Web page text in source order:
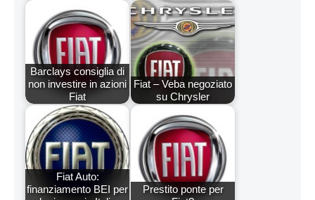
Barclays consiglia di
non investire in azioni
Fiat
Fiat – Veba negoziato
su Chrysler
Fiat Auto:
finanziamento BEI per
Prestito ponte per